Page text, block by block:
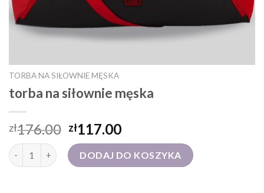
TORBA NA SIŁOWNIE MĘSKA
torba na siłownie męska
zł176.00 zł117.00
ilość torba na siłownie męskaDODAJ DO KOSZYKA